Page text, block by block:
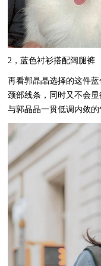
2，蓝色衬衫搭配阔腿裤
再看郭晶晶选择的这件
颈部线条，同时又不会
与郭晶晶一贯低调内敛的